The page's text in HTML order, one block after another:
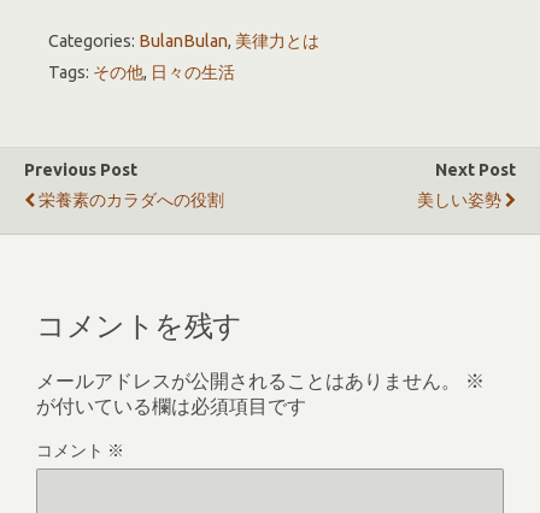
Categories: BulanBulan, 美律力とは
Tags: その他, 日々の生活
Previous Post
栄養素のカラダへの役割
Next Post
美しい姿勢
コメントを残す
メールアドレスが公開されることはありません。
※
が付いている欄は必須項目です
コメント ※